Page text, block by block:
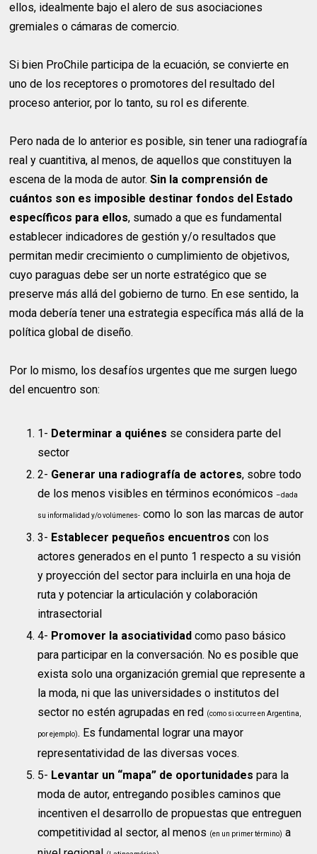
ellos, idealmente bajo el alero de sus asociaciones
gremiales o cámaras de comercio.
Si bien ProChile participa de la ecuación, se convierte en
uno de los receptores o promotores del resultado del
proceso anterior, por lo tanto, su rol es diferente.
Pero nada de lo anterior es posible, sin tener una radiografía
real y cuantitiva, al menos, de aquellos que constituyen la
escena de la moda de autor.Sin la comprensión de
cuántos son es imposible destinar fondos del Estado
específicos para ellos, sumado a que es fundamental
establecer indicadores de gestión y/o resultados que
permitan medir crecimiento o cumplimiento de objetivos,
cuyo paraguas debe ser un norte estratégico que se
preserve más allá del gobierno de turno. En ese sentido, la
moda debería tener una estrategia específica más allá de la
política global de diseño.
Por lo mismo, los desafíos urgentes que me surgen luego
del encuentro son:
1- Determinar a quiénes se considera parte del
sector
2- Generar una radiografía de actores, sobre todo
de los menos visibles en términos económicos–dada
su informalidad y/o volúmenes- como lo son las marcas de autor
3- Establecer pequeños encuentros con los
actores generados en el punto 1 respecto a su visión
y proyección del sector para incluirla en una hoja de
ruta y potenciar la articulación y colaboración
intrasectorial
4- Promover la asociatividad como paso básico
para participar en la conversación. No es posible que
exista solo una organización gremial que represente a
la moda, ni que las universidades o institutos del
sector no estén agrupadas en red (como si ocurre en Argentina,
por ejemplo). Es fundamental lograr una mayor
representatividad de las diversas voces.
5- Levantar un “mapa” de oportunidades para la
moda de autor, entregando posibles caminos que
incentiven el desarrollo de propuestas que entreguen
competitividad al sector, al menos (en un primer término) a